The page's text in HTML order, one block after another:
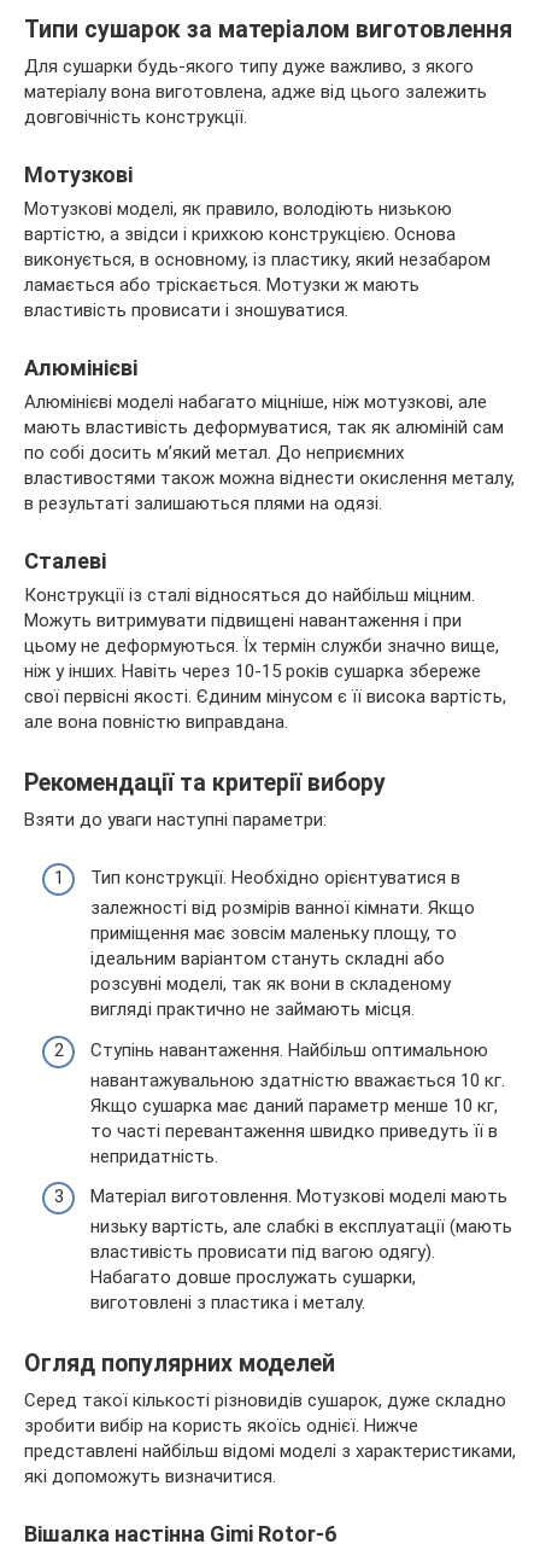
Типи сушарок за матеріалом виготовлення
Для сушарки будь-якого типу дуже важливо, з якого
матеріалу вона виготовлена, адже від цього залежить
довговічність конструкції.
Мотузкові
Мотузкові моделі, як правило, володіють низькою
вартістю, а звідси і крихкою конструкцією. Основа
виконується, в основному, із пластику, який незабаром
ламається або тріскається. Мотузки ж мають
властивість провисати і зношуватися.
Алюмінієві
Алюмінієві моделі набагато міцніше, ніж мотузкові, але
мають властивість деформуватися, так як алюміній сам
по собі досить м’який метал. До неприємних
властивостями також можна віднести окислення металу,
в результаті залишаються плями на одязі.
Сталеві
Конструкції із сталі відносяться до найбільш міцним.
Можуть витримувати підвищені навантаження і при
цьому не деформуються. Їх термін служби значно вище,
ніж у інших. Навіть через 10-15 років сушарка збереже
свої первісні якості. Єдиним мінусом є її висока вартість,
але вона повністю виправдана.
Рекомендації та критерії вибору
Взяти до уваги наступні параметри:
Тип конструкції. Необхідно орієнтуватися в
залежності від розмірів ванної кімнати. Якщо
приміщення має зовсім маленьку площу, то
ідеальним варіантом стануть складні або
розсувні моделі, так як вони в складеному
вигляді практично не займають місця.
Ступінь навантаження. Найбільш оптимальною
навантажувальною здатністю вважається 10 кг.
Якщо сушарка має даний параметр менше 10 кг,
то часті перевантаження швидко приведуть її в
непридатність.
Матеріал виготовлення. Мотузкові моделі мають
низьку вартість, але слабкі в експлуатації (мають
властивість провисати під вагою одягу).
Набагато довше прослужать сушарки,
виготовлені з пластика і металу.
Огляд популярних моделей
Серед такої кількості різновидів сушарок, дуже складно
зробити вибір на користь якоїсь однієї. Нижче
представлені найбільш відомі моделі з характеристиками,
які допоможуть визначитися.
Вішалка настінна Gimi Rotor-6